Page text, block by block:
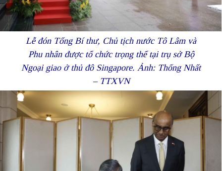
Lễ đón Tổng Bí thư, Chủ tịch nước Tô Lâm và
Phu nhân được tổ chức trọng thể tại trụ sở Bộ
Ngoại giao ở thủ đô Singapore. Ảnh: Thống Nhất
– TTXVN